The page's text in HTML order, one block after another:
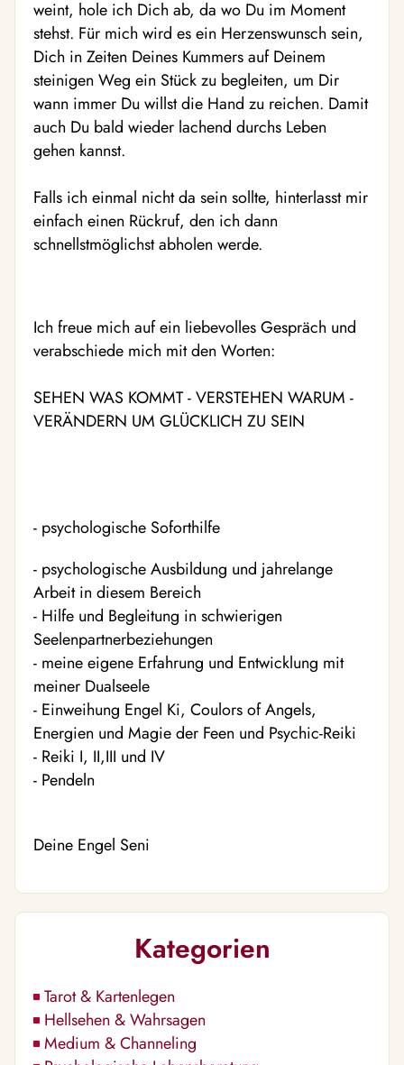
weint, hole ich Dich ab, da wo Du im Moment
stehst. Für mich wird es ein Herzenswunsch sein,
Dich in Zeiten Deines Kummers auf Deinem
steinigen Weg ein Stück zu begleiten, um Dir
wann immer Du willst die Hand zu reichen. Damit
auch Du bald wieder lachend durchs Leben
gehen kannst.
Falls ich einmal nicht da sein sollte, hinterlasst mir
einfach einen Rückruf, den ich dann
schnellstmöglichst abholen werde.
Ich freue mich auf ein liebevolles Gespräch und
verabschiede mich mit den Worten:
SEHEN WAS KOMMT - VERSTEHEN WARUM -
VERÄNDERN UM GLÜCKLICH ZU SEIN
- psychologische Soforthilfe
- psychologische Ausbildung und jahrelange
Arbeit in diesem Bereich
- Hilfe und Begleitung in schwierigen
Seelenpartnerbeziehungen
- meine eigene Erfahrung und Entwicklung mit
meiner Dualseele
- Einweihung Engel Ki, Coulors of Angels,
Energien und Magie der Feen und Psychic-Reiki
- Reiki I, II,III und IV
- Pendeln
Deine Engel Seni
Kategorien
Tarot & Kartenlegen
Hellsehen & Wahrsagen
Medium & Channeling